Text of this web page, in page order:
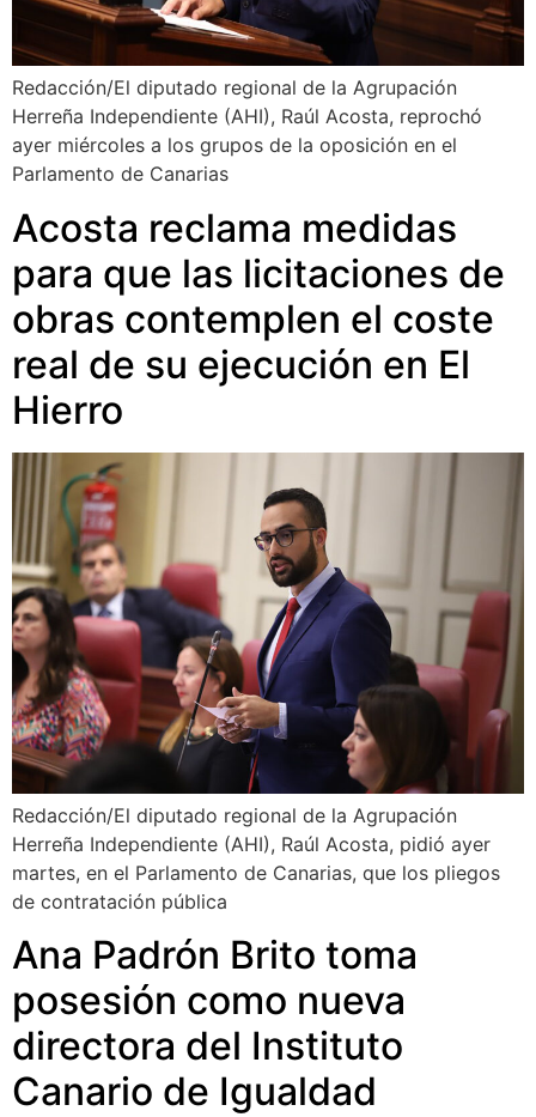
Redacción/El diputado regional de la Agrupación
Herreña Independiente (AHI), Raúl Acosta, reprochó
ayer miércoles a los grupos de la oposición en el
Parlamento de Canarias
Acosta reclama medidas
para que las licitaciones de
obras contemplen el coste
real de su ejecución en El
Hierro
Redacción/El diputado regional de la Agrupación
Herreña Independiente (AHI), Raúl Acosta, pidió ayer
martes, en el Parlamento de Canarias, que los pliegos
de contratación pública
Ana Padrón Brito toma
posesión como nueva
directora del Instituto
Canario de Igualdad